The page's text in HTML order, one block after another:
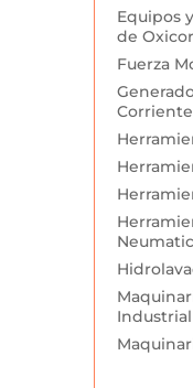
Equipos
de
Fuerza
Corriente
Industrial